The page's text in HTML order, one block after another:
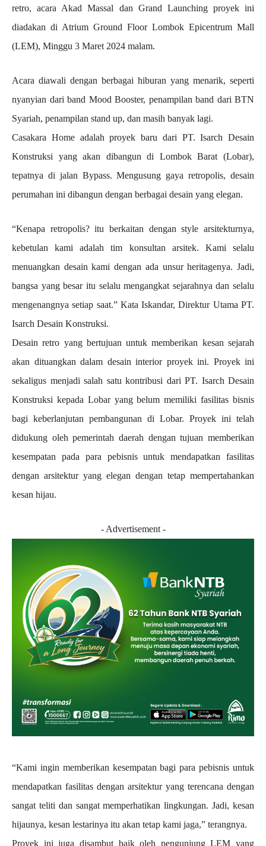
retro, acara Akad Massal dan Grand Launching proyek ini
diadakan di Atrium Ground Floor Lombok Epicentrum Mall
(LEM), Minggu 3 Maret 2024 malam.
Acara diawali dengan berbagai hiburan yang menarik, seperti
nyanyian dari band Mood Booster, penampilan band dari BTN
Syariah, penampilan stand up, dan masih banyak lagi.
Casakara Home adalah proyek baru dari PT. Isarch Desain
Konstruksi yang akan dibangun di Lombok Barat (Lobar),
tepatnya di jalan Bypass. Mengusung gaya retropolis, desain
perumahan ini dibangun dengan berbagai desain yang elegan.
“Kenapa retropolis? itu berkaitan dengan style arsitekturnya,
kebetulan kami adalah tim konsultan arsitek. Kami selalu
menuangkan desain kami dengan ada unsur heritagenya. Jadi,
bangsa yang besar itu selalu mengangkat sejarahnya dan selalu
mengenangnya setiap saat.” Kata Iskandar, Direktur Utama PT.
Isarch Desain Konstruksi.
Desain retro yang bertujuan untuk memberikan kesan sejarah
akan dituangkan dalam desain interior proyek ini. Proyek ini
sekaligus menjadi salah satu kontribusi dari PT. Isarch Desain
Konstruksi kepada Lobar yang belum memiliki fasilitas bisnis
bagi keberlanjutan pembangunan di Lobar. Proyek ini telah
didukung oleh pemerintah daerah dengan tujuan memberikan
kesempatan pada para pebisnis untuk mendapatkan fasilitas
dengan arsitektur yang elegan dengan tetap mempertahankan
kesan hijau.
- Advertisement -
“Kami ingin memberikan kesempatan bagi para pebisnis untuk
mendapatkan fasilitas dengan arsitektur yang terencana dengan
sangat teliti dan sangat memperhatikan lingkungan. Jadi, kesan
hijaunya, kesan lestarinya itu akan tetap kami jaga,” terangnya.
Proyek ini juga disambut baik oleh pengunjung LEM yang